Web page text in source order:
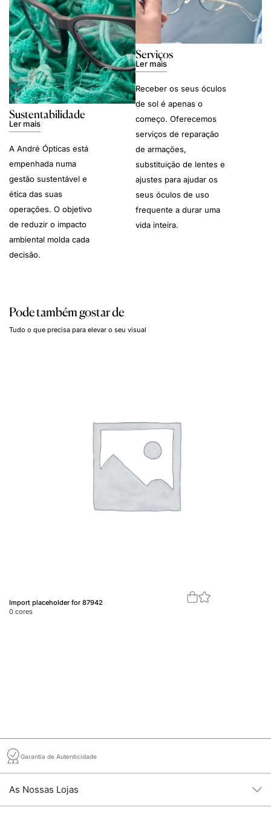
Sustentabilidade
Ler mais
A André Ópticas está
empenhada numa
gestão sustentável e
ética das suas
operações. O objetivo
de reduzir o impacto
ambiental molda cada
decisão.
Serviços
Ler mais
Receber os seus óculos
de sol é apenas o
começo. Oferecemos
serviços de reparação
de armações,
substituição de lentes e
ajustes para ajudar os
seus óculos de uso
frequente a durar uma
vida inteira.
Pode também gostar de
Tudo o que precisa para elevar o seu visual
Import placeholder for 87942
0 cores
Garantia de Autenticidade
As Nossas Lojas